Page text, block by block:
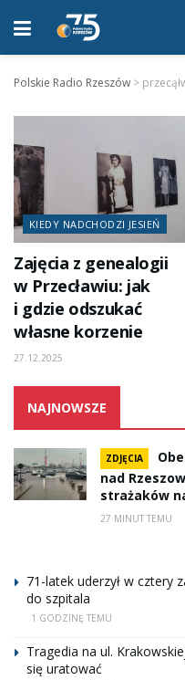
Polskie Radio Rzeszów >
KIEDY NADCHODZI JESIEŃ
Zajęcia z genealogii
w Przecławiu: jak
i gdzie odszukać
własne korzenie
27.12.2025
NAJNOWSZE
ZDJĘCIA
nad
strażaków
27 MINUT TEMU
71-latek uderzył w cztery
do szpitala
1 GODZINĘ TEMU
Tragedia na ul.
się uratować